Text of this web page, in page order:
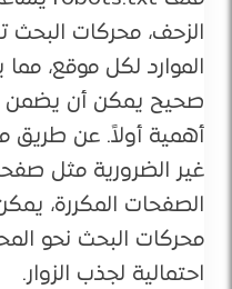
الزحف، محركات
الموارد لكل موقع،
صحيح يمكن أن يضمن
أهمية أولاً. عن طريق
غير الضرورية مثل
الصفحات المكررة،
محركات البحث نحو
احتمالية لجذب الزوار.